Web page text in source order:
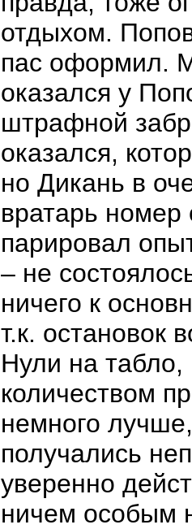
отдыхом.
пас оформил.
оказался у
штрафной
оказался,
но Дикань в
вратарь номер
парировал
– не
ничего к
т.к. остановок
Нули на табло,
количеством
немного
получались
уверенно
ничем особым